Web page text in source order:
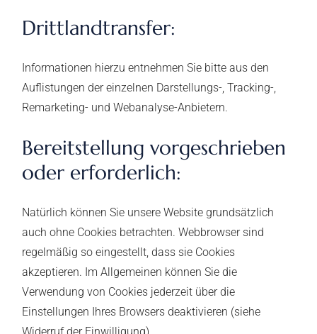
Drittlandtransfer:
Informationen hierzu entnehmen Sie bitte aus den
Auflistungen der einzelnen Darstellungs-, Tracking-,
Remarketing- und Webanalyse-Anbietern.
Bereitstellung vorgeschrieben
oder erforderlich:
Natürlich können Sie unsere Website grundsätzlich
auch ohne Cookies betrachten. Webbrowser sind
regelmäßig so eingestellt, dass sie Cookies
akzeptieren. Im Allgemeinen können Sie die
Verwendung von Cookies jederzeit über die
Einstellungen Ihres Browsers deaktivieren (siehe